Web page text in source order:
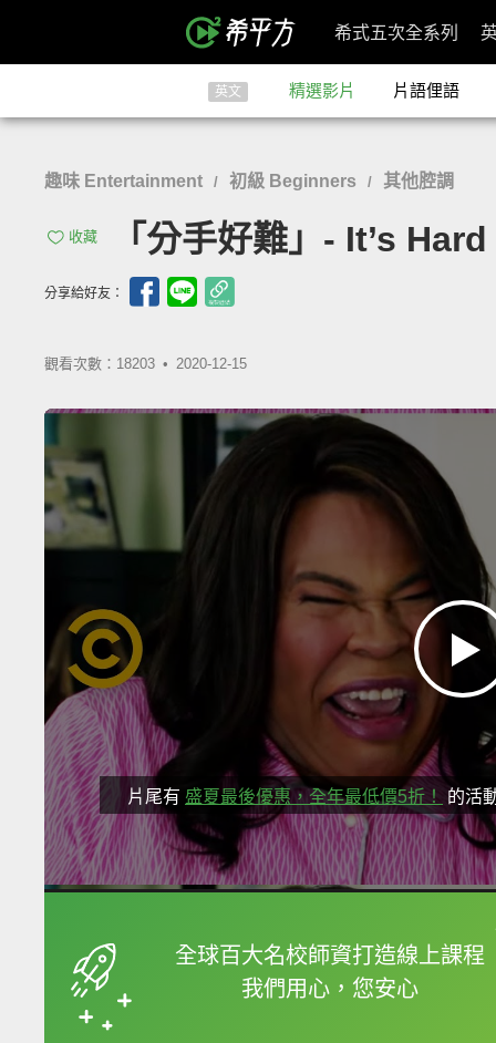
希式五次全系列
英文 精選影片 片語俚語
趣味 Entertainment / 初級 Beginners / 其他腔調
收藏 「分手好難」- It’s
分享給好友：
觀看次數：18203 • 2020-12-15
片尾有 盛夏最後優惠，全年最低價5折！ 的活
全球百大名校師資打造線上課程
我們用心，您安心
框選或點兩下字幕可